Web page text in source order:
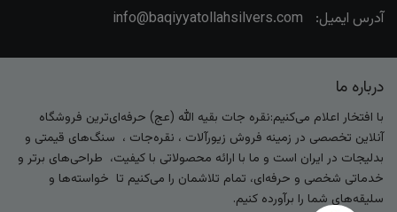
آدرس ایمیل:
info@baqiyyatollahsilvers.com
درباره ما
با افتخار اعلام می‌کنیم:نقره جات بقیه الله (عج) حرفه‌ای‌ترین فروشگاه
آنلاین تخصصی در زمینه فروش زیورآلات ، نقره‌جات ، سنگ‌های قیمتی و
بدلیجات در ایران است و ما با ارائه محصولاتی با کیفیت، طراحی‌های برتر و
خدماتی شخصی و حرفه‌ای، تمام تلاشمان را می‌کنیم تا خواسته‌ها و
سلیقه‌های شما را برآورده کنیم.